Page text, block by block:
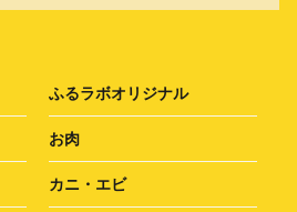
ふるラボオリジナル
お肉
カニ・エビ